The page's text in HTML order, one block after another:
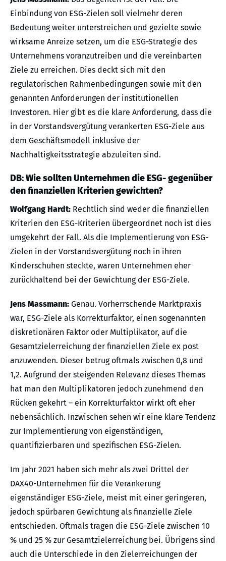
Einbindung von ESG-Zielen soll vielmehr deren
Bedeutung weiter unterstreichen und gezielte sowie
wirksame Anreize setzen, um die ESG-Strategie des
Unternehmens voranzutreiben und die vereinbarten
Ziele zu erreichen. Dies deckt sich mit den
regulatorischen Rahmenbedingungen sowie mit den
genannten Anforderungen der institutionellen
Investoren. Hier gibt es die klare Anforderung, dass die
in der Vorstandsvergütung verankerten ESG-Ziele aus
dem Geschäftsmodell inklusive der
Nachhaltigkeitsstrategie abzuleiten sind.
DB: Wie sollten Unternehmen die ESG- gegenüber
den finanziellen Kriterien gewichten?
Wolfgang Hardt: Rechtlich sind weder die finanziellen
Kriterien den ESG-Kriterien übergeordnet noch ist dies
umgekehrt der Fall. Als die Implementierung von ESG-
Zielen in der Vorstandsvergütung noch in ihren
Kinderschuhen steckte, waren Unternehmen eher
zurückhaltend bei der Gewichtung der ESG-Ziele.
Jens Massmann: Genau. Vorherrschende Marktpraxis
war, ESG-Ziele als Korrekturfaktor, einen sogenannten
diskretionären Faktor oder Multiplikator, auf die
Gesamtzielerreichung der finanziellen Ziele ex post
anzuwenden. Dieser betrug oftmals zwischen 0,8 und
1,2. Aufgrund der steigenden Relevanz dieses Themas
hat man den Multiplikatoren jedoch zunehmend den
Rücken gekehrt – ein Korrekturfaktor wirkt oft eher
nebensächlich. Inzwischen sehen wir eine klare Tendenz
zur Implementierung von eigenständigen,
quantifizierbaren und spezifischen ESG-Zielen.
Im Jahr 2021 haben sich mehr als zwei Drittel der
DAX40-Unternehmen für die Verankerung
eigenständiger ESG-Ziele, meist mit einer geringeren,
jedoch spürbaren Gewichtung als finanzielle Ziele
entschieden. Oftmals tragen die ESG-Ziele zwischen 10
% und 25 % zur Gesamtzielerreichung bei. Übrigens sind
auch die Unterschiede in den Zielerreichungen der